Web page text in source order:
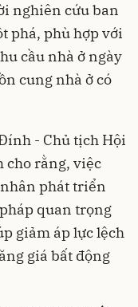
nghiên cứu ban
phá, phù hợp với
cầu nhà ở ngày
cung nhà ở có
- Chủ tịch Hội
cho rằng, việc
phát triển
quan trọng
giảm áp lực lệch
giá bất động